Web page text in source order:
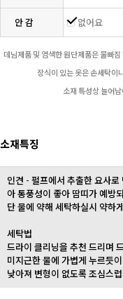
안 감 없어요
데님제품 및 염색한 원단제품은 물빠
장식이 있는 옷은 손세탁이
소재 특성상 늘어
소재특징
인견 - 펄프에서 추출한 요사
아 통풍성이 좋아 땀띠가 예방
단 물에 약해 세탁하실시 약하
세탁법
드라이 클리닝을 추천 드리며
미지근한 물에 가볍게 누르듯
낮아져 변형이 없도록 조심스